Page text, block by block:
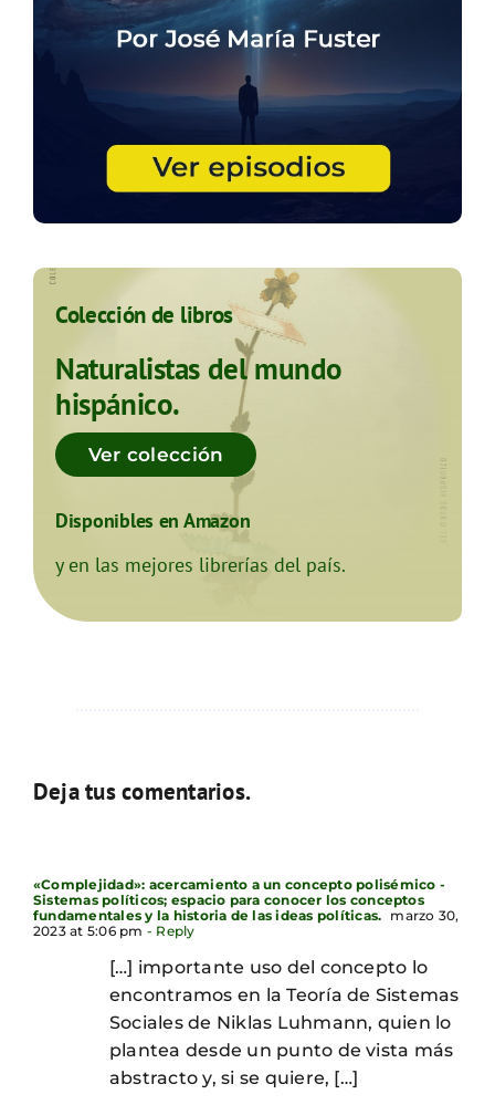
Colección de libros
Naturalistas del mundo
hispánico.
Ver colección
Disponibles en Amazon
y en las mejores librerías del país.
Deja tus comentarios.
«Complejidad»: acercamiento a un concepto polisémico -
Sistemas políticos; espacio para conocer los conceptos
fundamentales y la historia de las ideas políticas. marzo 30,
2023 at 5:06 pm - Reply
[…] importante uso del concepto lo
encontramos en la Teoría de Sistemas
Sociales de Niklas Luhmann, quien lo
plantea desde un punto de vista más
abstracto y, si se quiere, […]